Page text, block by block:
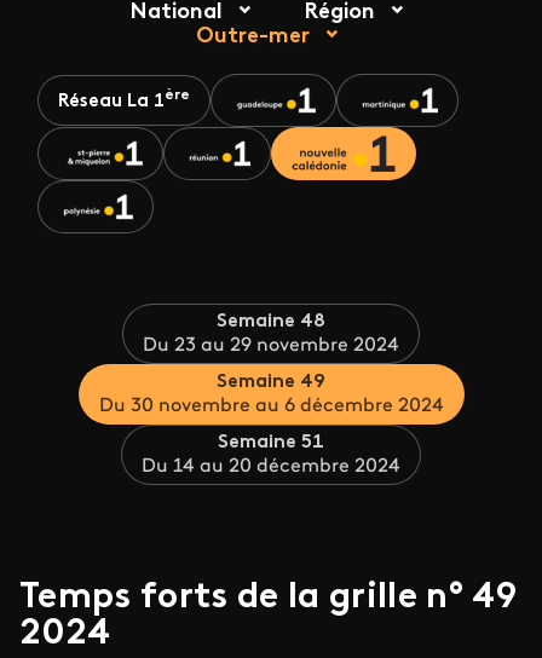
National
Région
Outre-mer
Réseau La 1ère
Semaine 48
Du 23 au 29 novembre 2024
Semaine 49
Du 30 novembre au 6 décembre 2024
Semaine 51
Du 14 au 20 décembre 2024
Temps forts de la grille n° 49
2024